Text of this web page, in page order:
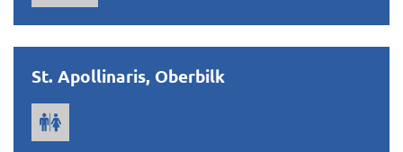
St. Apollinaris, Oberbilk